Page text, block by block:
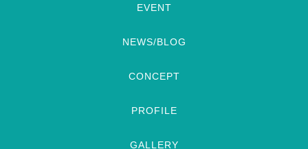
EVENT
NEWS/BLOG
CONCEPT
PROFILE
GALLERY